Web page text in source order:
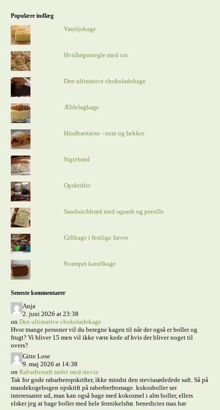
Populære indlæg
Vaniljekage
Hvidløgssnegle med ost
Den ultimative chokoladekage
Æblelagkage
Hindbærtærte - nem og lækker
Sigtebrød
Opskrifter
Sandwichbrød med squash og persille
Giftkage i festlige farver
Svampet kanelkage
Seneste kommentarer
Anja
2. juni 2026 at 23:38
onDen ultimative chokoladekage
Hvor mange personer vil du beregne kagen til når der også er boller og
frugt? Vi bliver 15 men vil ikke være kede af hvis der bliver noget til
overs?
Gitte Lose
9. maj 2026 at 14:38
onRabarbersaft sødet med stevia
Tak for gode rabarberopskrifter, ikke mindst den steviasødedede saft. Så på
mandekogebogen opskrift på raberberfromage. kokosboller ser
interessante ud, man kan også bage med kokosmel i alm boller, ellers
elsker jeg at bage boller med hele fennikelsfrø. benedictes mas har